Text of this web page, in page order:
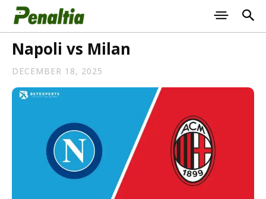
Napoli vs Milan
DECEMBER 18, 2025